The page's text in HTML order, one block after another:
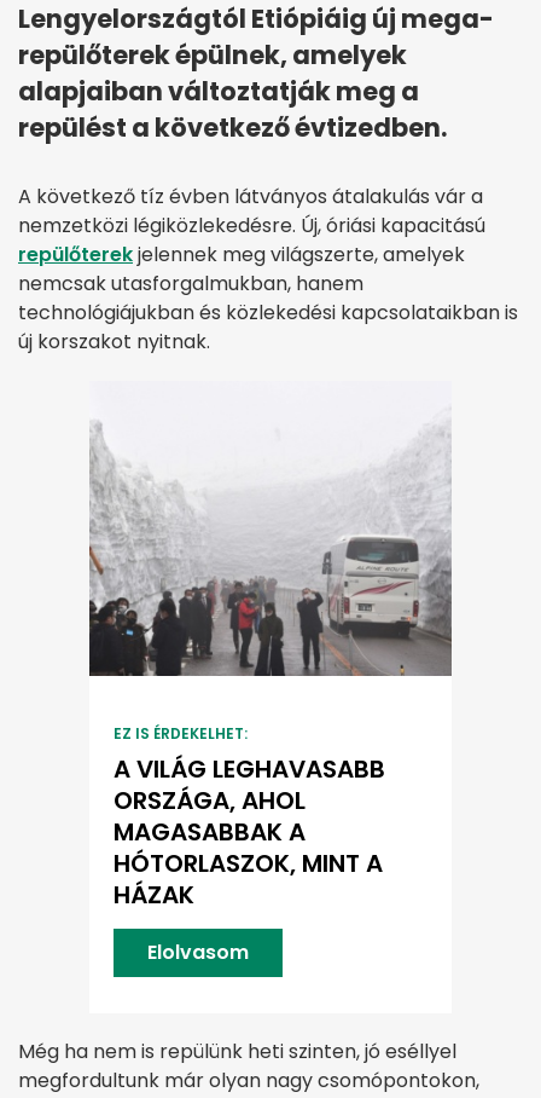
Lengyelországtól Etiópiáig új mega-
repülőterek épülnek, amelyek
alapjaiban változtatják meg a
repülést a következő évtizedben.
A következő tíz évben látványos átalakulás vár a
nemzetközi légiközlekedésre. Új, óriási kapacitású
repülőterekjelennek meg világszerte, amelyek
nemcsak utasforgalmukban, hanem
technológiájukban és közlekedési kapcsolataikban is
új korszakot nyitnak.
EZ IS ÉRDEKELHET:
A VILÁG LEGHAVASABB
ORSZÁGA, AHOL
MAGASABBAK A
HÓTORLASZOK, MINT A
HÁZAK
Elolvasom
Még ha nem is repülünk heti szinten, jó eséllyel
megfordultunk már olyan nagy csomópontokon,